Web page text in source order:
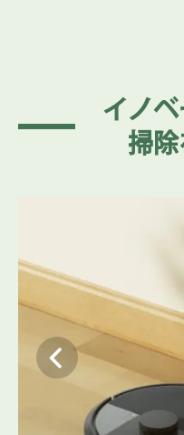
タップするだけで、お好
了予定時間や、フィルタ
止エリアを作成して特定
内蔵の水拭き機能がマ
除できます。水または対
スクラブを選択し、2倍
掃できます。
対応する洗剤のリスト
https://
urlName=roomba-
コーヒーのしみやこ
がけ＆拭き掃除モード
イノ
掃除